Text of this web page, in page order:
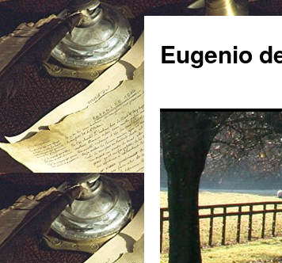
Eugenio